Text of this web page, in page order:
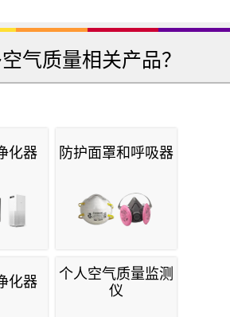
气质量相关产品？
化器 防护面罩和呼吸器
化器
个人空气质量监测
仪